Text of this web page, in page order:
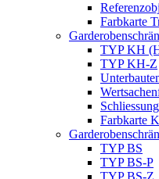
Farbkarte
TYP KH
TYP KH-Z
Farbkarte
TYP BS
TYP BS-P
TYP BS-Z